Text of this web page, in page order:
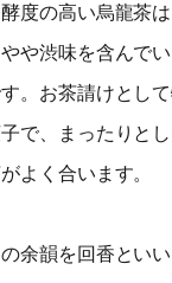
度の高い烏龍茶
や渋味を含んで
。お茶請けとし
で、まったりと
よく合います。
余韻を回香とい